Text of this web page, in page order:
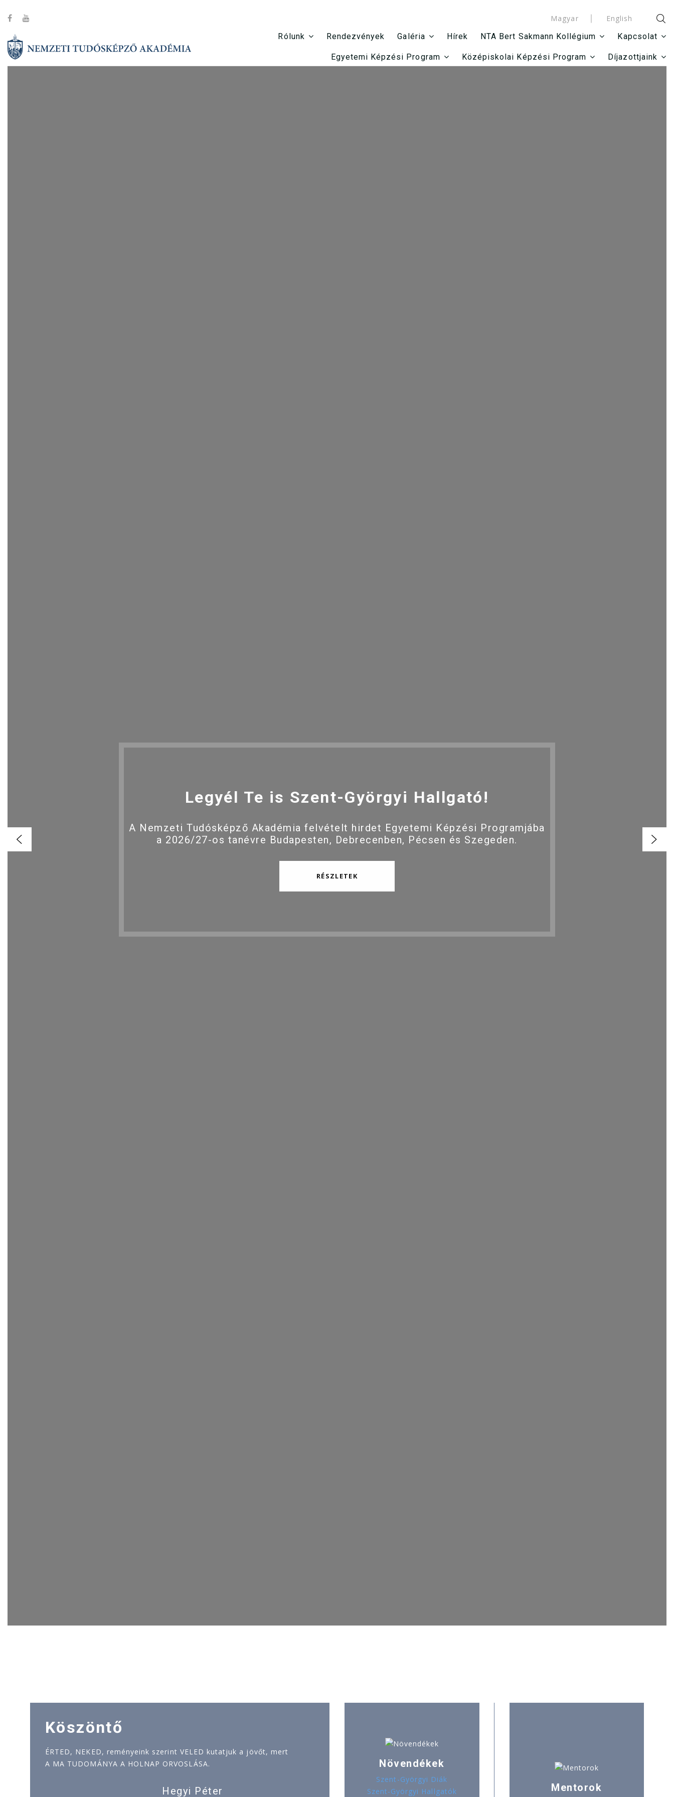
Magyar
English
Rólunk
Rendezvények Galéria Hírek NTA Bert Sakmann Kollégium Kapcsolat
Egyetemi Képzési Program Középiskolai Képzési Program Díjazottjaink
Legyél Te is Szent-Györgyi Hallgató!
A Nemzeti Tudósképző Akadémia felvételt hirdet Egyetemi Képzési Programjába
a 2026/27-os tanévre Budapesten, Debrecenben, Pécsen és Szegeden.
RÉSZLETEK
Köszöntő
ÉRTED, NEKED, reményeink szerint VELED kutatjuk a jövőt, mert
A MA TUDOMÁNYA A HOLNAP ORVOSLÁSA.
Hegyi Péter
Növendékek
Szent-Györgyi Diák
Szent-Györgyi Hallgatók
Mentorok